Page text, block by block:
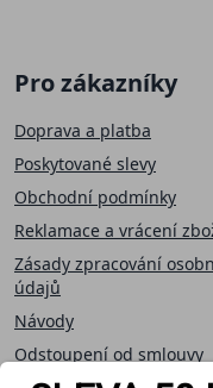
Pro zákazníky
Doprava a platba
Poskytované slevy
Obchodní podmínky
Reklamace a vrácení
Zásady zpracování
údajů
Návody
Odstoupení od smlouvy